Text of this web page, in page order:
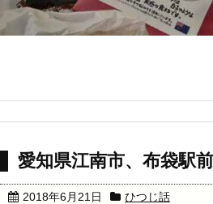
愛知県江南市、布袋駅前
2018年6月21日 ひつじ話